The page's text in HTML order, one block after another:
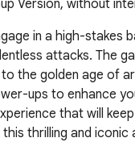
Version, without
in a high-stakes
attacks. The
ups to enhance
that will